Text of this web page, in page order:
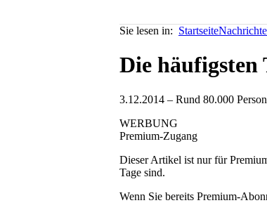
Sie lesen in: Startseite
Die häufigsten
3.12.2014 – Rund 80.000
WERBUNG
Premium-Zugang
Dieser Artikel ist nur für
Tage sind.
Wenn Sie bereits Premium-